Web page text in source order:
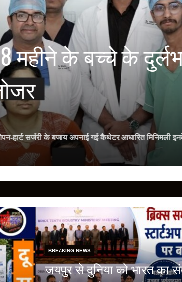
5,500 से ज्यादा
डेस्टिनेशन
को 21.097 किमी, 10 किमी और 5 किमी की तीन
BREAKING NEWS
जयपुर से दुनिया को भारत का